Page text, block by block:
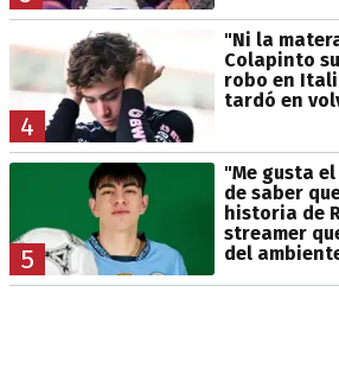
4
"Ni la
Colapinto
robo en
tardó en
5
"Me gusta
de saber
historia de
streamer
del